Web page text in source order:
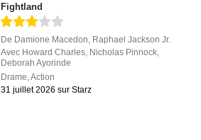
Fightland
De Damione Macedon, Raphael Jackson Jr.
Avec Howard Charles, Nicholas Pinnock,
Deborah Ayorinde
Drame,Action
31 juillet 2026 sur Starz